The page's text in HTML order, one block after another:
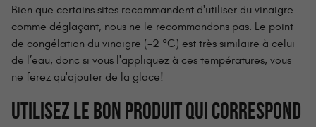
Bien que certains sites recommandent d'utiliser du vinaigre
comme déglaçant, nous ne le recommandons pas. Le point
de congélation du vinaigre (-2 °C) est très similaire à celui
de l’eau, donc si vous l'appliquez à ces températures, vous
ne ferez qu'ajouter de la glace!
UTILISEZ LE BON PRODUIT QUI CORRESPOND